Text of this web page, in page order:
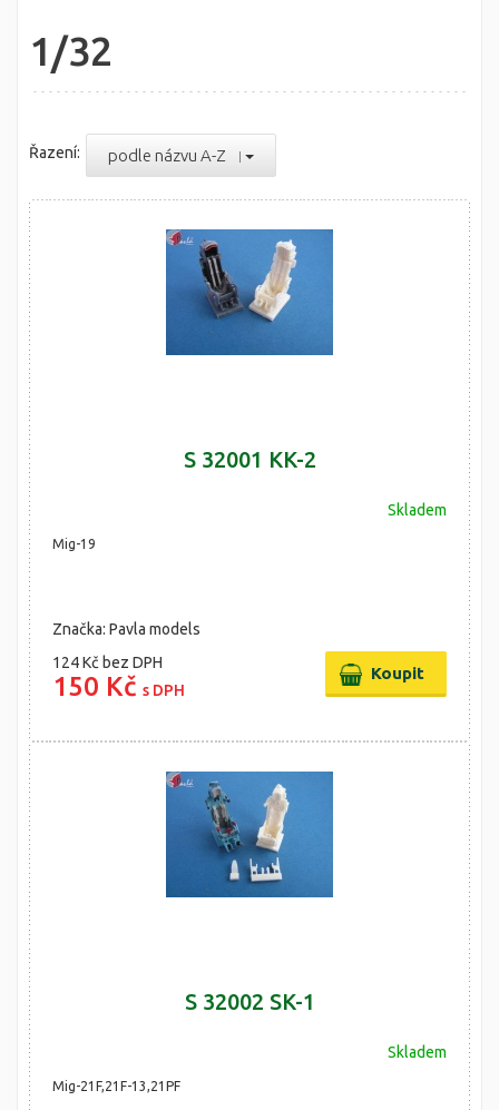
1/32
Řazení: podle názvu A-Z
S 32001 KK-2
Skladem
Mig-19
Značka: Pavla models
124 Kč bez DPH
150 Kč s DPH
S 32002 SK-1
Skladem
Mig-21F,21F-13,21PF